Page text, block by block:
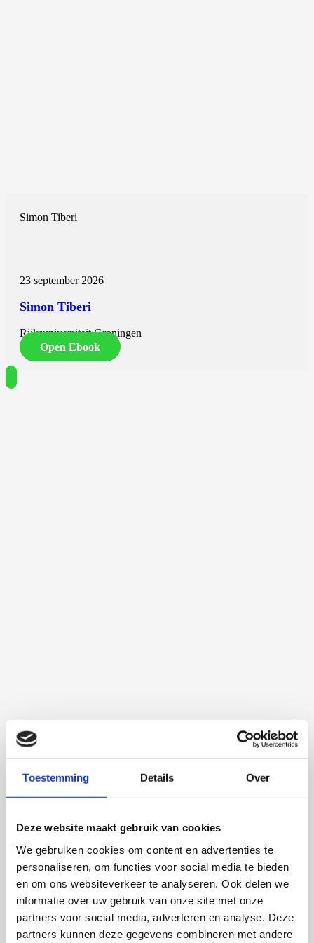
Toestemming Details Over
Deze website maakt gebruik van cookies
We gebruiken cookies om content en advertenties te
personaliseren, om functies voor social media te bieden
en om ons websiteverkeer te analyseren. Ook delen we
informatie over uw gebruik van onze site met onze
partners voor social media, adverteren en analyse. Deze
partners kunnen deze gegevens combineren met andere
Simon Tiberi
23 september 2026
Simon Tiberi
Rijksuniversiteit Groningen
Open Ebook
Martijn de Roij
2 september 2026